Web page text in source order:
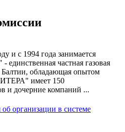
и с 1994 года занимается
единственная частная газовая
обладающая опытом
"ИТЕРА" имеет 150
и дочерние компаний ...
организации в системе